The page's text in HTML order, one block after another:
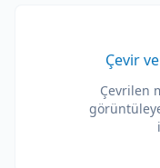
Çevir
Çevrilen